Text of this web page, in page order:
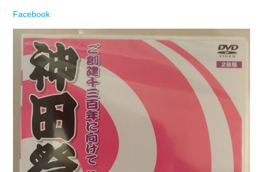
Facebook